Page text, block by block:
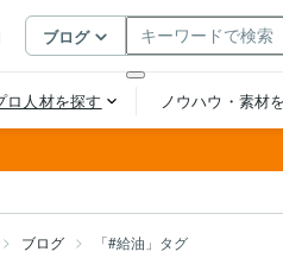
ブログ 「#給油」タグ